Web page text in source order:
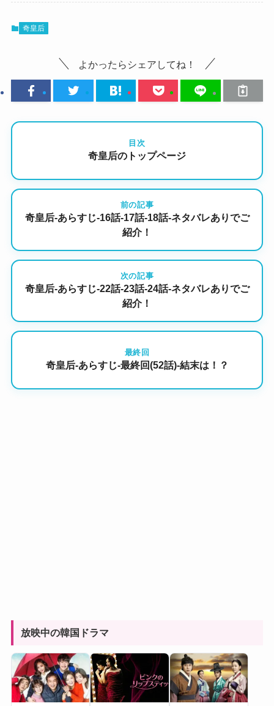
奇皇后
よかったらシェアしてね！
目次
奇皇后のトップページ
前の記事
奇皇后-あらすじ-16話-17話-18話-ネタバレありでご
紹介！
次の記事
奇皇后-あらすじ-22話-23話-24話-ネタバレありでご
紹介！
最終回
奇皇后-あらすじ-最終回(52話)-結末は！？
放映中の韓国ドラマ